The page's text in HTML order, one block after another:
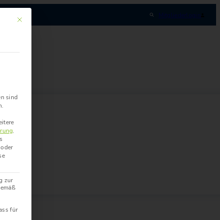
Mitgliederlogin
Mit diesem Button wird der Dialog geschlossen. Seine Funktionalität ist
sind
.
zur
für